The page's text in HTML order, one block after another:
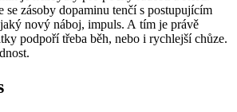
se zásoby dopaminu tenčí s postupujícím
nový náboj, impuls. A tím je právě
podpoří třeba běh, nebo i rychlejší chůze.